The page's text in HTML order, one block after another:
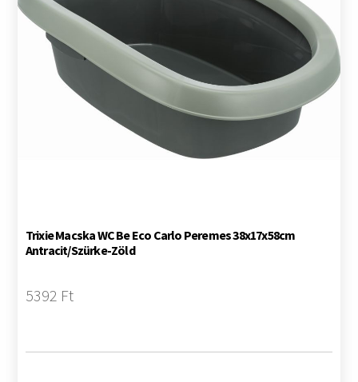
Trixie Macska WC Be Eco Carlo Peremes 38x17x58cm
Antracit/Szürke-Zöld
5392 Ft